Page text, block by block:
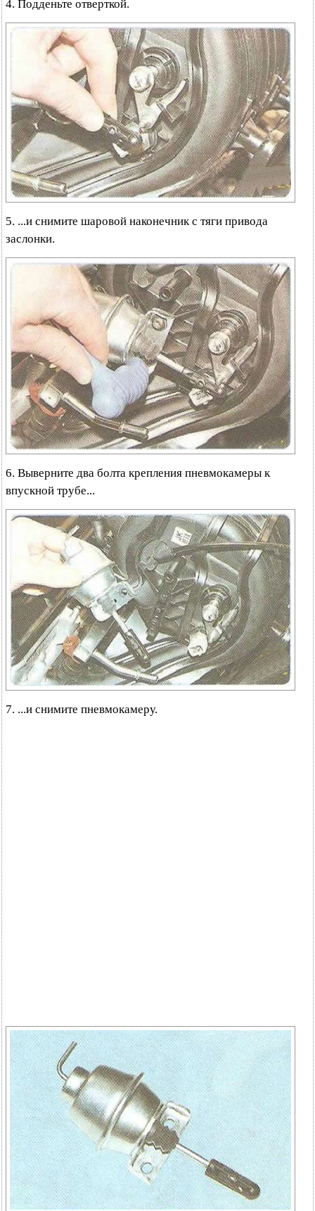
4. Подденьте отверткой.
5. ...и снимите шаровой наконечник с тяги привода
заслонки.
6. Выверните два болта крепления пневмокамеры к
впускной трубе...
7. ...и снимите пневмокамеру.